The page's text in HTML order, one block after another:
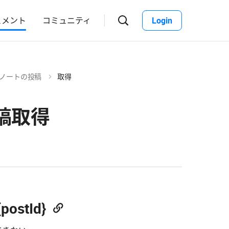
ント コミュニティ
검
창
Login
ートの投稿 取得
取得